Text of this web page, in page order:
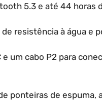
5.3 e até 44 horas
de resistência à água e
e um cabo P2 para
ponteiras de espuma,